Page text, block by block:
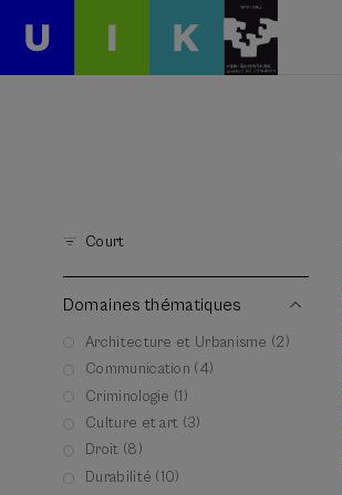
Court
Domaines thématiques
Architecture et Urbanisme (2)
Communication (4)
Criminologie (1)
Culture et art (3)
Droit (8)
Durabilité (10)